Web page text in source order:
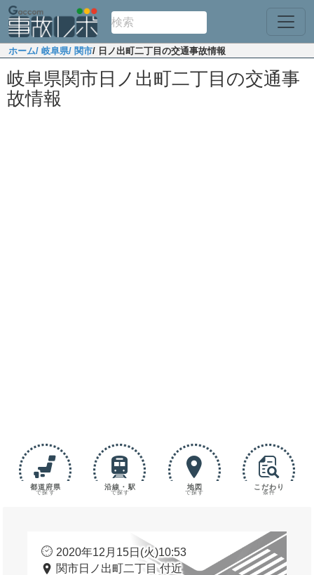
ホーム/ 岐阜県/ 関市/ 日ノ出町二丁目の交通事故情報
岐阜県関市日ノ出町二丁目の交通事
故情報
都道府県
で探す
沿線・駅
で探す
地図
で探す
こだわり
条件
2020年12月15日(火)10:53
関市日ノ出町二丁目 付近